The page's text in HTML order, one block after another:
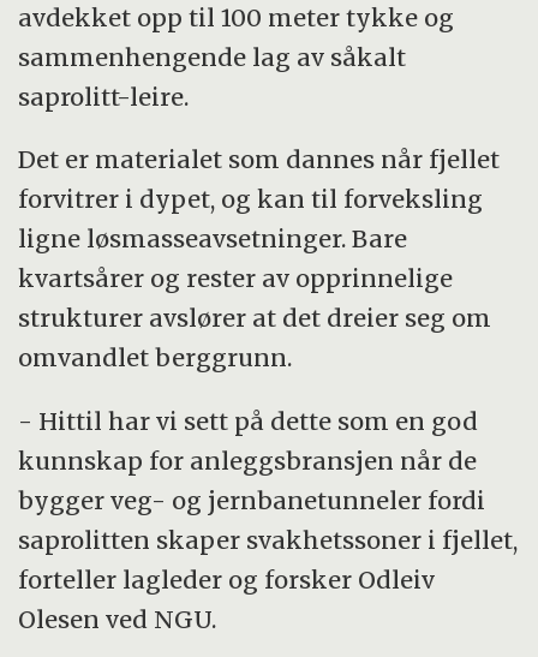
avdekket opp til 100 meter tykke og
sammenhengende lag av såkalt
saprolitt-leire.
Det er materialet som dannes når fjellet
forvitrer i dypet, og kan til forveksling
ligne løsmasseavsetninger. Bare
kvartsårer og rester av opprinnelige
strukturer avslører at det dreier seg om
omvandlet berggrunn.
- Hittil har vi sett på dette som en god
kunnskap for anleggsbransjen når de
bygger veg- og jernbanetunneler fordi
saprolitten skaper svakhetssoner i fjellet,
forteller lagleder og forsker Odleiv
Olesen ved NGU.